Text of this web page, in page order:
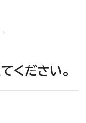
ください。